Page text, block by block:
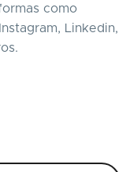
como
Linkedin,